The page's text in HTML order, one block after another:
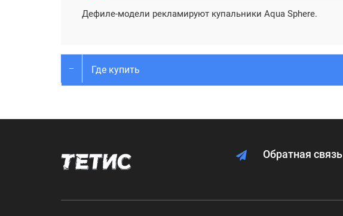
Дефиле-модели рекламируют купальники Aqua Sphere.
Где купить
Обратная связь